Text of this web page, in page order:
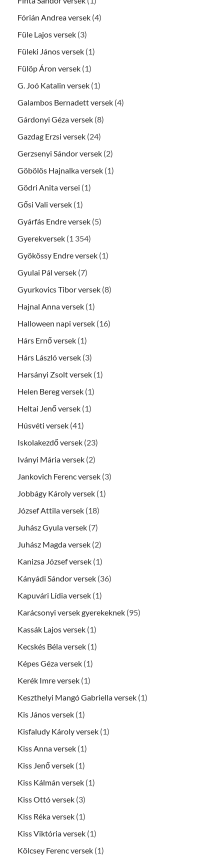
Fórián Andrea versek (4)
Füle Lajos versek (3)
Füleki János versek (1)
Fülöp Áron versek (1)
G. Joó Katalin versek (1)
Galambos Bernadett versek (4)
Gárdonyi Géza versek (8)
Gazdag Erzsi versek (24)
Gerzsenyi Sándor versek (2)
Göbölös Hajnalka versek (1)
Gödri Anita versei (1)
Gősi Vali versek (1)
Gyárfás Endre versek (5)
Gyerekversek (1 354)
Gyökössy Endre versek (1)
Gyulai Pál versek (7)
Gyurkovics Tibor versek (8)
Hajnal Anna versek (1)
Halloween napi versek (16)
Hárs Ernő versek (1)
Hárs László versek (3)
Harsányi Zsolt versek (1)
Helen Bereg versek (1)
Heltai Jenő versek (1)
Húsvéti versek (41)
Iskolakezdő versek (23)
Iványi Mária versek (2)
Jankovich Ferenc versek (3)
Jobbágy Károly versek (1)
József Attila versek (18)
Juhász Gyula versek (7)
Juhász Magda versek (2)
Kanizsa József versek (1)
Kányádi Sándor versek (36)
Kapuvári Lídia versek (1)
Karácsonyi versek gyerekeknek (95)
Kassák Lajos versek (1)
Kecskés Béla versek (1)
Képes Géza versek (1)
Kerék Imre versek (1)
Keszthelyi Mangó Gabriella versek (1)
Kis János versek (1)
Kisfaludy Károly versek (1)
Kiss Anna versek (1)
Kiss Jenő versek (1)
Kiss Kálmán versek (1)
Kiss Ottó versek (3)
Kiss Réka versek (1)
Kiss Viktória versek (1)
Kölcsey Ferenc versek (1)